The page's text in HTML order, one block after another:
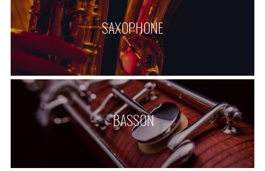
SAXOPHONE
BASSON